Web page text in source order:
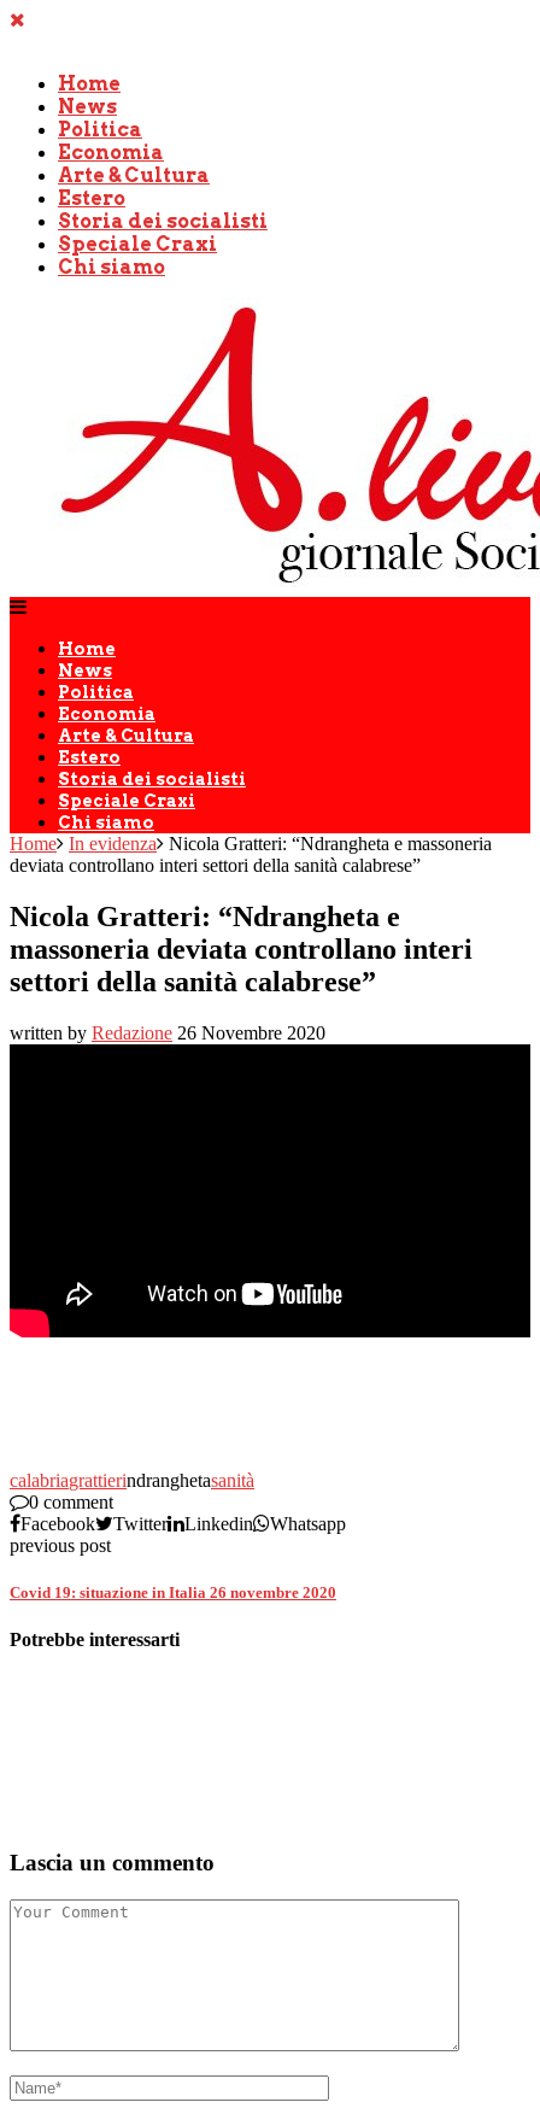
Home
News
Politica
Economia
Arte & Cultura
Estero
Storia dei socialisti
Speciale Craxi
Chi siamo
Home
News
Politica
Economia
Arte & Cultura
Estero
Storia dei socialisti
Speciale Craxi
Chi siamo
Home In evidenza
Nicola Gratteri: “Ndrangheta e massoneria
deviata controllano interi settori della sanità calabrese”
Nicola Gratteri: “Ndrangheta e
massoneria deviata controllano interi
settori della sanità calabrese”
written by Redazione 26 Novembre 2020
calabriagrattierindranghetasanità
0 comment
Facebook
Twitter Linkedin
Whatsapp
previous post
Covid 19: situazione in Italia 26 novembre 2020
Potrebbe interessarti
Lascia un commento